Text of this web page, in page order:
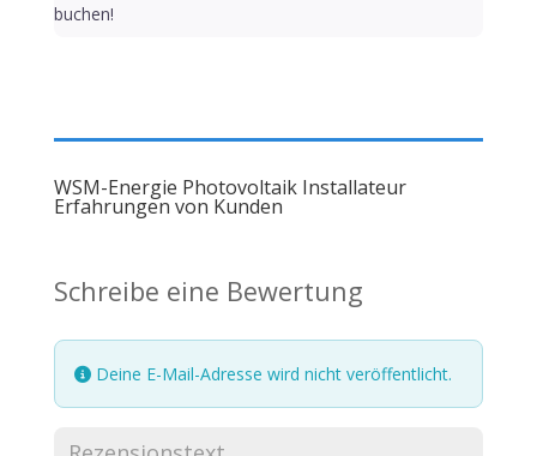
buchen!
WSM-Energie Photovoltaik Installateur
Erfahrungen von Kunden
Schreibe eine Bewertung
Deine E-Mail-Adresse wird nicht veröffentlicht.